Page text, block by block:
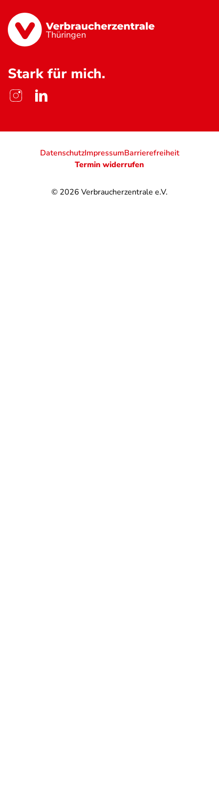
Thüringen
Stark für mich.
© 2026 Verbraucherzentrale e.V.
DatenschutzImpressumBarrierefreiheit
Termin widerrufen